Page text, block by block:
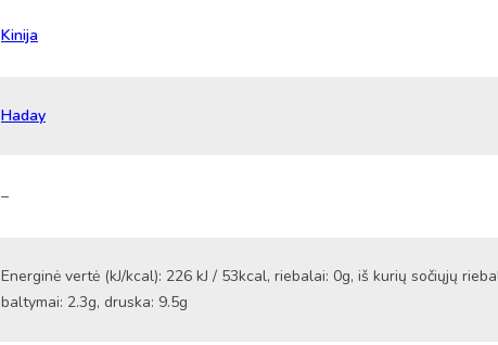
Kinija
Haday
–
Energinė vertė (kJ/kcal): 226 kJ / 53kcal, riebalai: 0g, iš kurių sočiųjų
baltymai: 2.3g, druska: 9.5g